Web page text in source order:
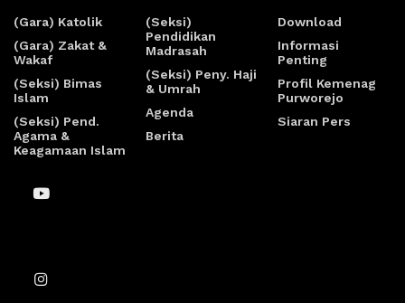
(Gara) Katolik
(Gara) Zakat &
Wakaf
(Seksi) Bimas
Islam
(Seksi) Pend.
Agama &
Keagamaan Islam
(Seksi)
Pendidikan
Madrasah
(Seksi) Peny. Haji
& Umrah
Agenda
Berita
Download
Informasi
Penting
Profil Kemenag
Purworejo
Siaran Pers